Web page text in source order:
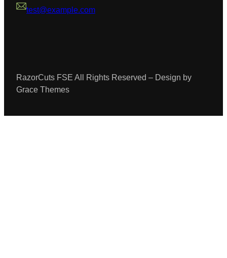
test@example.com
RazorCuts FSE All Rights Reserved – Design by
Grace Themes